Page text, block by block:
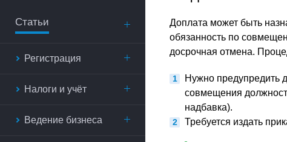
Статьи
Регистрация
Налоги и учёт
Ведение бизнеса
Доплата может быть
обязанность по
досрочная отмена.
Нужно предупредить
совмещения
надбавка).
Требуется издать